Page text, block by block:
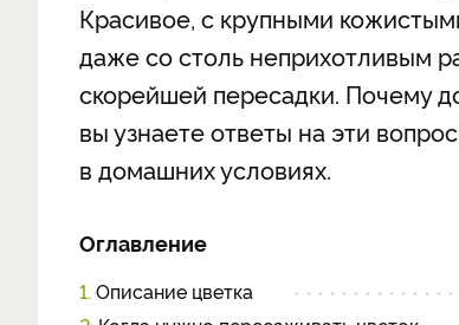
Красивое, с крупными
даже со столь неприхотливым
скорейшей пересадки. Почему
вы узнаете ответы на эти
в домашних условиях.
Оглавление
1. Описание цветка